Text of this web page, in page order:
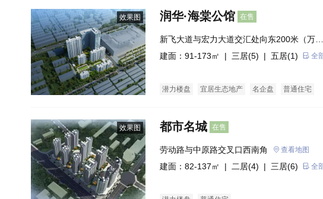
效果图 润华·海棠公馆 在售
新飞大道与宏力大道交汇处向东200米（万达
西邻）
建面：91-173㎡ | 三居(5) | 五居(1) 全
潜力楼盘 宜居生态地产 名企盘 普通住宅
效果图 都市名城 在售
劳动路与中原路交叉口西南角 查看地图
建面：82-137㎡ | 二居(4) | 三居(6) 全